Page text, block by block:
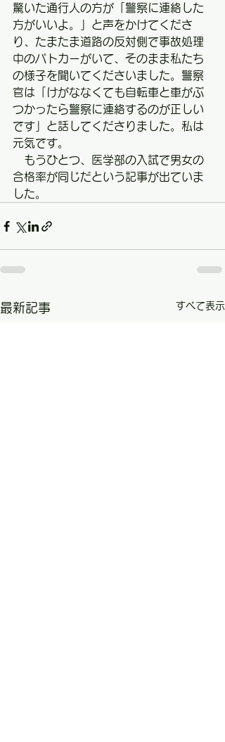
驚いた通行人の方が「警察に連絡した
方がいいよ。」と声をかけてくださ
り、たまたま道路の反対側で事故処理
中のパトカーがいて、そのまま私たち
の様子を聞いてくださいました。警察
官は「けがななくても自転車と車がぶ
つかったら警察に連絡するのが正しい
です」と話してくださりました。私は
元気です。
もうひとつ、医学部の入試で男女の
合格率が同じだという記事が出ていま
した。
最新記事 すべて表示